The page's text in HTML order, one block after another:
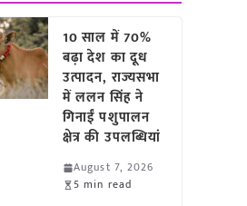
10 साल में 70%
बढ़ा देश का दूध
उत्पादन, राज्यसभा
में ललन सिंह ने
गिनाईं पशुपालन
क्षेत्र की उपलब्धियां
August 7, 2026
5 min read